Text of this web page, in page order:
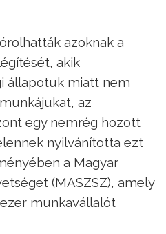
azoknak a
akik
állapotuk miatt nem
az
egy nemrég hozott
nyilvánította ezt
a Magyar
(MASZSZ), amely
munkavállalót